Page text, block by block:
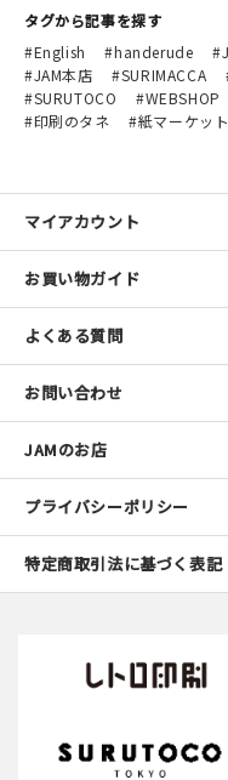
タグから記事を探す
English
handerude
JAM本店
SURIMACCA
SURUTOCO
WEBSHOP
印刷のタネ
紙マーケット
マイアカウント
お買い物ガイド
よくある質問
お問い合わせ
JAMのお店
プライバシーポリシー
特定商取引法に基づく表記